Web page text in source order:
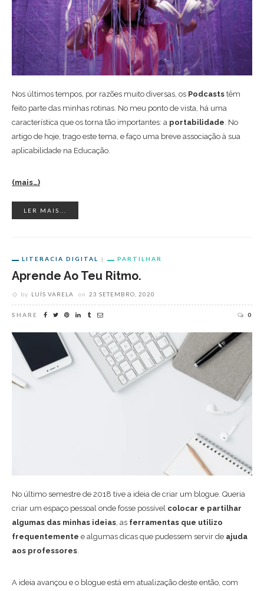
Nos últimos tempos, por razões muito diversas, os Podcasts têm
feito parte das minhas rotinas. No meu ponto de vista, há uma
característica que os torna tão importantes: a portabilidade . No
artigo de hoje, trago este tema, e faço uma breve associação à sua
aplicabilidade na Educação.
(mais…)
LER MAIS...
LITERACIA DIGITAL PARTILHAR
Aprende Ao Teu Ritmo.
by LUÍS VARELA on 23 SETEMBRO, 2020
SHARE 0
No último semestre de 2018 tive a ideia de criar um blogue. Queria
criar um espaço pessoal onde fosse possível colocar e partilhar
algumas das minhas ideias, as ferramentas que utilizo
frequentemente e algumas dicas que pudessem servir de ajuda
aos professores.
A ideia avançou e o blogue está em atualização deste então, com